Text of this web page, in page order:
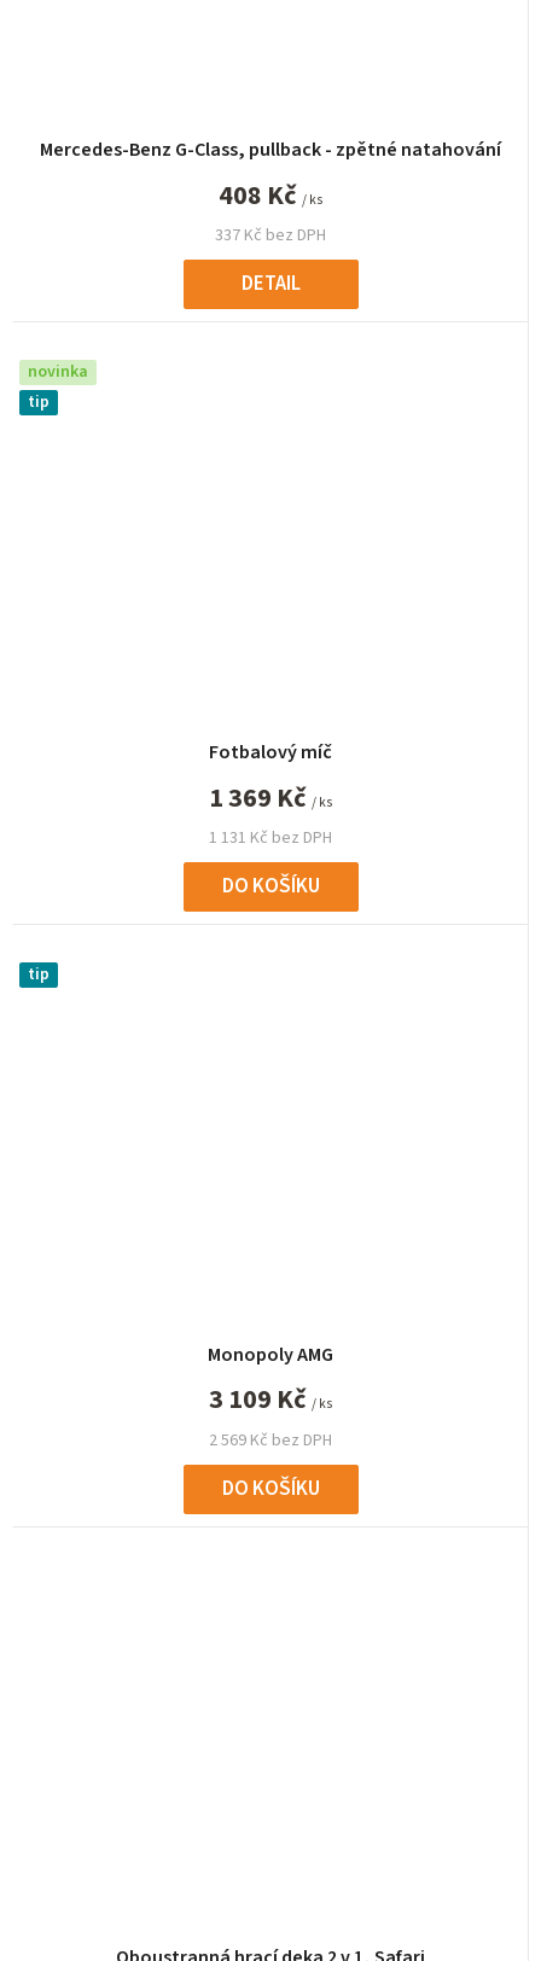
Mercedes-Benz G-Class, pullback - zpětné natahování
337 Kč bez DPH
408 Kč / ks
DETAIL
novinka
tip
Fotbalový míč
1 131 Kč bez DPH
1 369 Kč / ks
DO KOŠÍKU
tip
Monopoly AMG
2 569 Kč bez DPH
3 109 Kč / ks
DO KOŠÍKU